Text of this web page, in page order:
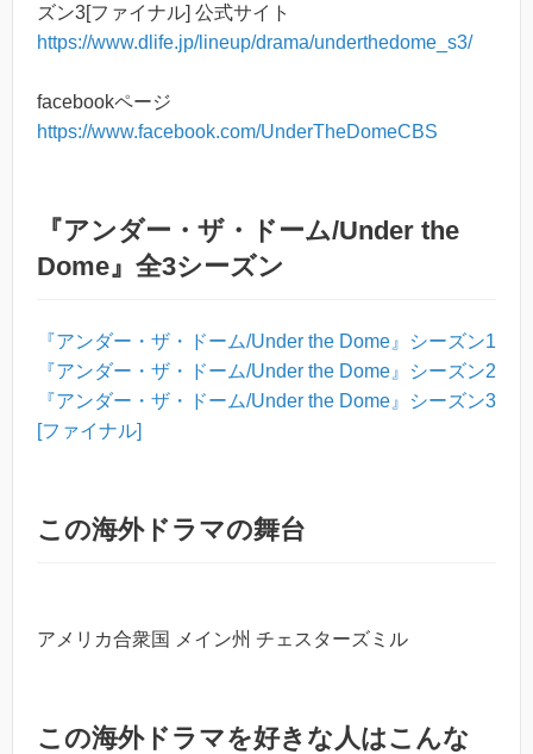
ズン3[ファイナル] 公式サイト
https://www.dlife.jp/lineup/drama/underthedome_s3/
facebookページ
https://www.facebook.com/UnderTheDomeCBS
『アンダー・ザ・ドーム/Under the
Dome』全3シーズン
『アンダー・ザ・ドーム/Under the Dome』シーズン1
『アンダー・ザ・ドーム/Under the Dome』シーズン2
『アンダー・ザ・ドーム/Under the Dome』シーズン3
[ファイナル]
この海外ドラマの舞台
アメリカ合衆国 メイン州 チェスターズミル
この海外ドラマを好きな人はこんな